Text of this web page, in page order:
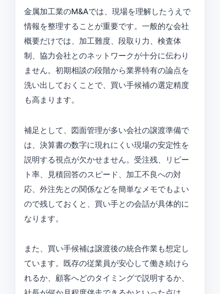
金属加工業のM&Aでは、現場を理解したうえで
情報を整理することが重要です。一般的な会社
概要だけでは、加工難度、段取り力、検査体
制、協力会社とのネットワークが十分に伝わり
ません。初期相談の段階から業界特有の論点を
洗い出しておくことで、買い手候補の選定精度
も高まります。
補足として、図面管理が多い会社の譲渡準備で
は、決算書の数字に現れにくい現場の安定性を
説明する視点が欠かせません。受注残、リピー
ト率、見積回答のスピード、加工不良への対
応、外注先との関係などを簡単なメモでもよい
ので残しておくと、買い手との会話が具体的に
なります。
また、買い手候補は譲渡後の統合作業も想定し
ています。既存の従業員が安心して働き続けら
れるか、顧客へどのタイミングで説明するか、